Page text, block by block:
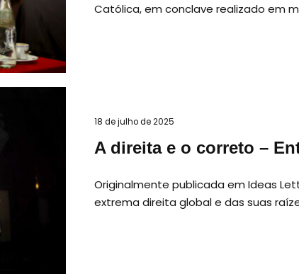
Católica, em conclave realizado em
18 de julho de 2025
A direita e o correto –
Originalmente publicada em Ideas
extrema direita global e das suas